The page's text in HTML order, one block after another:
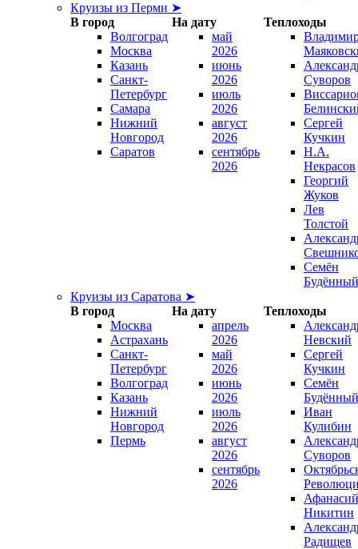
Круизы из Перми ➤
В город
На дату
Теплоходы
Волгоград
Москва
Казань
Санкт-
Петербург
Самара
Нижний
Новгород
Саратов
май
2026
июнь
2026
июль
2026
август
2026
сентябрь
2026
Суворов
Сергей
Кучкин
Н.А.
Некрасов
Георгий
Жуков
Лев
Толстой
Семён
Будённый
Круизы из Саратова ➤
В город
На дату
Теплоходы
Москва
Астрахань
Санкт-
Петербург
Волгоград
Казань
Нижний
Новгород
Пермь
апрель
2026
май
2026
июнь
2026
июль
2026
август
2026
сентябрь
2026
Невский
Сергей
Кучкин
Семён
Будённый
Иван
Кулибин
Суворов
Афанасий
Никитин
Радищев